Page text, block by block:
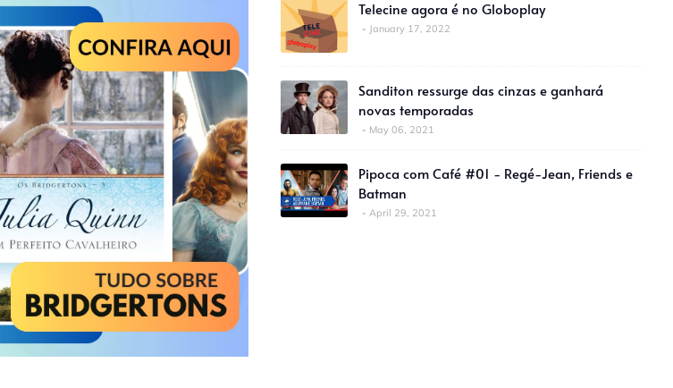
Telecine agora é no Globoplay
January 17, 2022
Sanditon ressurge das cinzas e ganhará
novas temporadas
May 06, 2021
Pipoca com Café #01 - Regé-Jean, Friends e
Batman
April 29, 2021